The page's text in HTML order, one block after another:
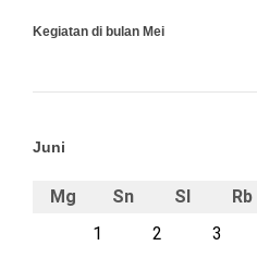
Kegiatan di bulan Mei
Juni
Mg Sn Sl Rb
1
2 3